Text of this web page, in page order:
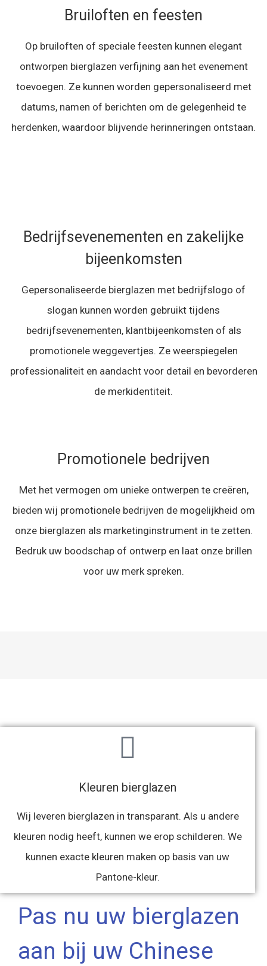
Bruiloften en feesten
Op bruiloften of speciale feesten kunnen elegant
ontworpen bierglazen verfijning aan het evenement
toevoegen. Ze kunnen worden gepersonaliseerd met
datums, namen of berichten om de gelegenheid te
herdenken, waardoor blijvende herinneringen ontstaan.
Bedrijfsevenementen en zakelijke
bijeenkomsten
Gepersonaliseerde bierglazen met bedrijfslogo of
slogan kunnen worden gebruikt tijdens
bedrijfsevenementen, klantbijeenkomsten of als
promotionele weggevertjes. Ze weerspiegelen
professionaliteit en aandacht voor detail en bevorderen
de merkidentiteit.
Promotionele bedrijven
Met het vermogen om unieke ontwerpen te creëren,
bieden wij promotionele bedrijven de mogelijkheid om
onze bierglazen als marketinginstrument in te zetten.
Bedruk uw boodschap of ontwerp en laat onze brillen
voor uw merk spreken.
Kleuren bierglazen
Wij leveren bierglazen in transparant. Als u andere
kleuren nodig heeft, kunnen we erop schilderen. We
kunnen exacte kleuren maken op basis van uw
Pantone-kleur.
Pas nu uw bierglazen
aan bij uw Chinese